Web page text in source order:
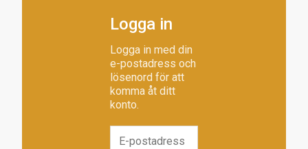
Logga in
Logga in med din
e-postadress och
lösenord för att
komma åt ditt
konto.